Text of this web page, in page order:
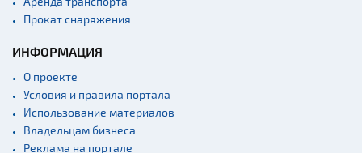
Культурные центры
Начало и окончание
экскурсий: г. Минск
Спортивные
Прокат снаряжения
ИНФОРМАЦИЯ
О проекте
Условия и правила портала
Использование материалов
Владельцам бизнеса
Реклама на портале